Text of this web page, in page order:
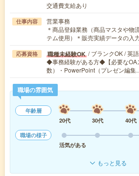
交通費支給あり
仕事内容
営業事務
＊商品登録業務（商品マスタや物
テム使用）＊販売実績データの入
応募資格 職種未経験OK / ブランクOK / 英
◆事務経験がある方◆【必要なOA
数）・PowerPoint（プレゼン編
職場の雰囲気
年齢層
20代
30代 40代
職場の様子
活気がある
もっと見る